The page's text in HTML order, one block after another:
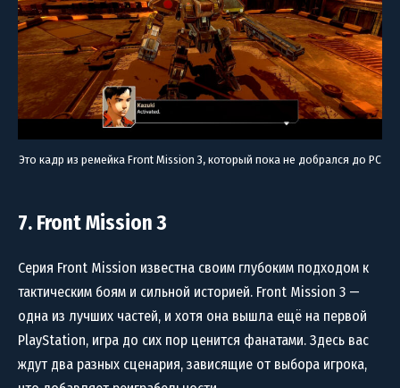
Это кадр из ремейка Front Mission 3, который пока не добрался до PC
7. Front Mission 3
Серия Front Mission известна своим глубоким подходом к
тактическим боям и сильной историей. Front Mission 3 —
одна из лучших частей, и хотя она вышла ещё на первой
PlayStation, игра до сих пор ценится фанатами. Здесь вас
ждут два разных сценария, зависящие от выбора игрока,